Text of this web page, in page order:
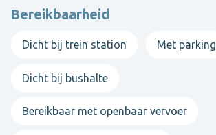
Bereikbaarheid
Dicht bij trein station Met parking
Dicht bij bushalte
Bereikbaar met openbaar vervoer